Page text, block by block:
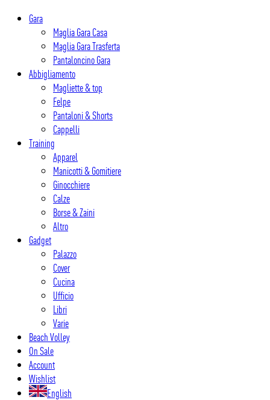
Salta
Gara
Maglia Gara Casa
Maglia Gara Trasferta
Pantaloncino Gara
Abbigliamento
Magliette & top
Felpe
Pantaloni & Shorts
Cappelli
Training
Apparel
Manicotti & Gomitiere
Ginocchiere
Calze
Borse & Zaini
Altro
Gadget
Palazzo
Cover
Cucina
Ufficio
Libri
Varie
Beach Volley
On Sale
Account
Wishlist
English